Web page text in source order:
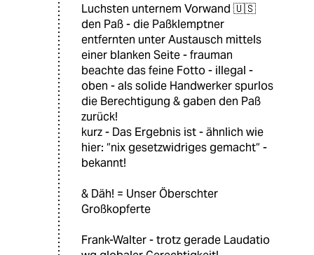
Luchsten unternem Vorwand 🇺🇸
den Paß - die Paßklemptner
entfernten unter Austausch mittels
einer blanken Seite - frauman
beachte das feine Fotto - illegal -
oben - als solide Handwerker spurlos
die Berechtigung & gaben den Paß
zurück!
kurz - Das Ergebnis ist - ähnlich wie
hier: “nix gesetzwidriges gemacht“ -
bekannt!
& Däh! = Unser Öberschter
Großkopferte
Frank-Walter - trotz gerade Laudatio